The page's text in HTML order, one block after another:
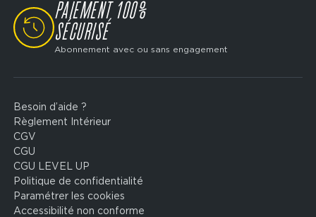
SVG
PAIEMENT 100%
SÉCURISÉ
Abonnement avec ou sans engagement
Footer
legal
Besoin d’aide ?
Règlement Intérieur
CGV
CGU
CGU LEVEL UP
Politique de confidentialité
Paramétrer les cookies
Accessibilité non conforme